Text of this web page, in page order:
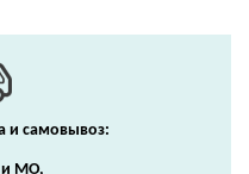
и самовывоз:
и МО,